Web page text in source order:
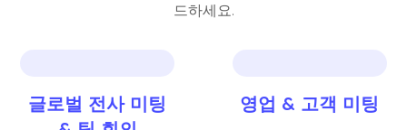
드하세요.
글로벌 전사 미팅
영업 & 고객 미팅